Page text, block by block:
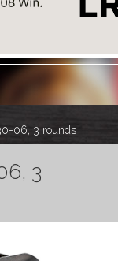
06, 3 rounds
3